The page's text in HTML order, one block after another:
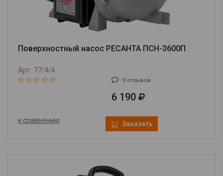
Поверхностный насос РЕСАНТА ПСН-3600П
Арт. 77/4/4
0 отзывов
6 190
к сравнению Заказать